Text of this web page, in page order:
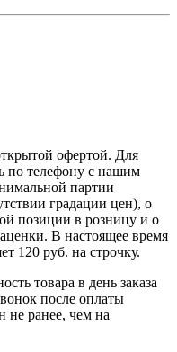
офертой. Для
по телефону с нашим
партии
градации цен), о
позиции в розницу и о
В настоящее время
120 руб. на строчку.
товара в день заказа
после оплаты
не ранее, чем на